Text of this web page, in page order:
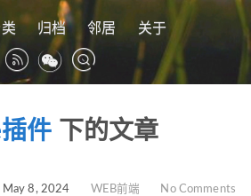
归档 邻居 关于
件 下的文章
May 8, 2024 WEB前端 No Comments